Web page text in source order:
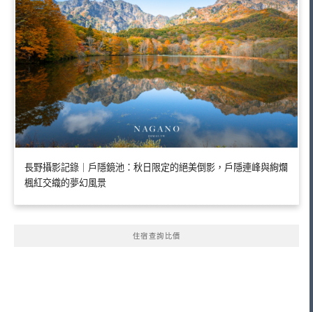
長野攝影記錄｜戶隱鏡池：秋日限定的絕美倒影，戶隱連峰與絢爛
楓紅交織的夢幻風景
住宿查詢比價